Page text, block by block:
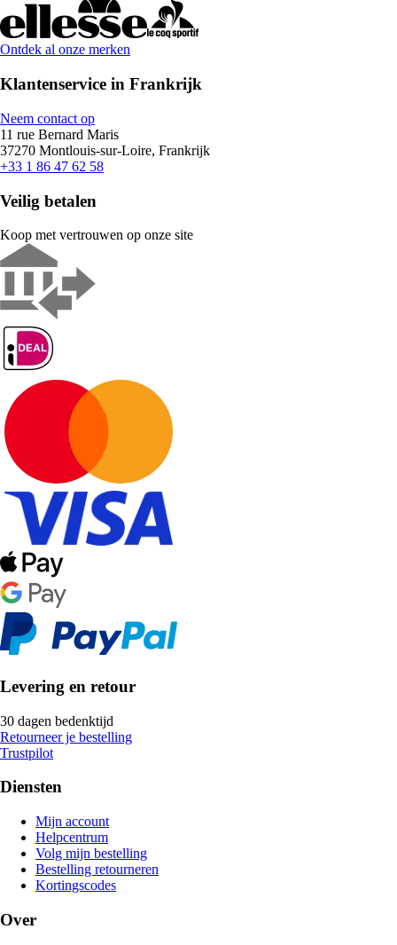
Ontdek al onze merken
Klantenservice in Frankrijk
Neem contact op
11 rue Bernard Maris
37270 Montlouis-sur-Loire, Frankrijk
+33 1 86 47 62 58
Veilig betalen
Koop met vertrouwen op onze site
Levering en retour
30 dagen bedenktijd
Retourneer je bestelling
Trustpilot
Diensten
Mijn account
Helpcentrum
Volg mijn bestelling
Bestelling retourneren
Kortingscodes
Over